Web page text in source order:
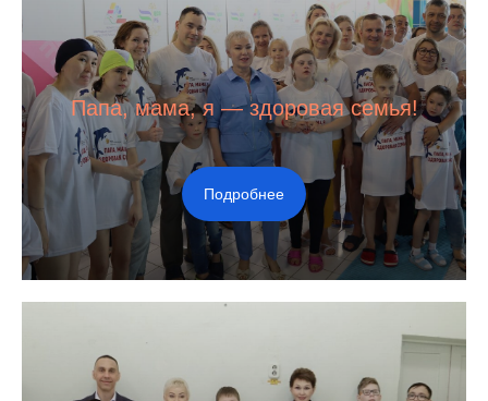
Папа, мама, я — здоровая семья!
Подробнее